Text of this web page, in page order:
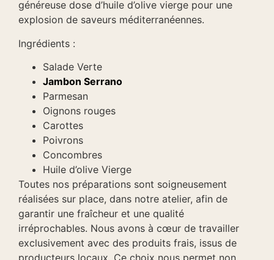
généreuse dose d’huile d’olive vierge pour une
explosion de saveurs méditerranéennes.
Ingrédients :
Salade Verte
Jambon Serrano
Parmesan
Oignons rouges
Carottes
Poivrons
Concombres
Huile d’olive Vierge
Toutes nos préparations sont soigneusement
réalisées sur place, dans notre atelier, afin de
garantir une fraîcheur et une qualité
irréprochables. Nous avons à cœur de travailler
exclusivement avec des produits frais, issus de